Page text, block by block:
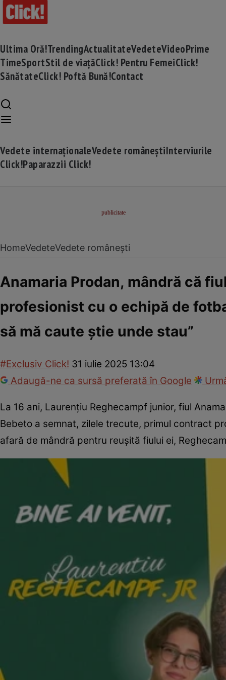
Ultima Oră!TrendingActualitateVedeteVideoPrime
TimeSportStil de viațăClick! Pentru FemeiClick!
SănătateClick! Poftă Bună!Contact
Vedete internaționaleVedete româneștiInterviurile
Click!Paparazzii Click!
HomeVedeteVedete românești
Anamaria Prodan, mândră că
profesionist cu o echipă de
să mă caute știe unde stau”
#Exclusiv Click! 31 iulie 2025 13:04
Adaugă-ne ca sursă preferată în Google
La 16 ani, Laurențiu Reghecampf junior, fiul
Bebeto a semnat, zilele trecute, primul contract
afară de mândră pentru reușită fiului ei,